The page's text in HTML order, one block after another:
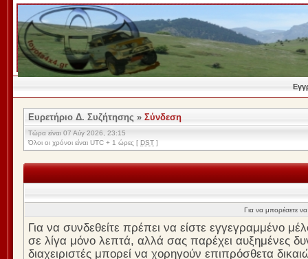
Ευρετήριο Δ. Συζήτησης » Σύνδεση
Τώρα είναι 07 Αύγ 2026, 23:15
Όλοι οι χρόνοι είναι UTC + 1 ώρες [ DST ]
Για να μπορέσετε να
Για να συνδεθείτε πρέπει να είστε εγγεγραμμένο
σε λίγα μόνο λεπτά, αλλά σας παρέχει αυξημένες
διαχειριστές μπορεί να χορηγούν επιπρόσθετα